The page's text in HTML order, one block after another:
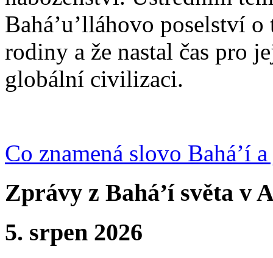
Bahá’u’lláhovo poselství
rodiny a že nastal čas pro
globální civilizaci.
Co znamená slovo Bahá’í
Zprávy z Bahá’í světa v
5. srpen 2026